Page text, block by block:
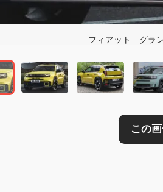
フィアット グラ
この画像の記事を